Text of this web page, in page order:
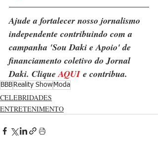
Ajude a fortalecer nosso jornalismo
independente contribuindo com a
campanha 'Sou Daki e Apoio' de
financiamento coletivo do Jornal
Daki. Clique AQUI e contribua.
BBB Reality Show Moda
CELEBRIDADES
ENTRETENIMENTO